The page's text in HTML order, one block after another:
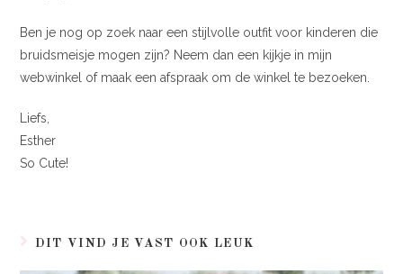
Ben je nog op zoek naar een stijlvolle outfit voor kinderen die
bruidsmeisje mogen zijn? Neem dan een kijkje in mijn
webwinkel of maak een afspraak om de winkel te bezoeken.
Liefs,
Esther
So Cute!
DIT VIND JE VAST OOK LEUK